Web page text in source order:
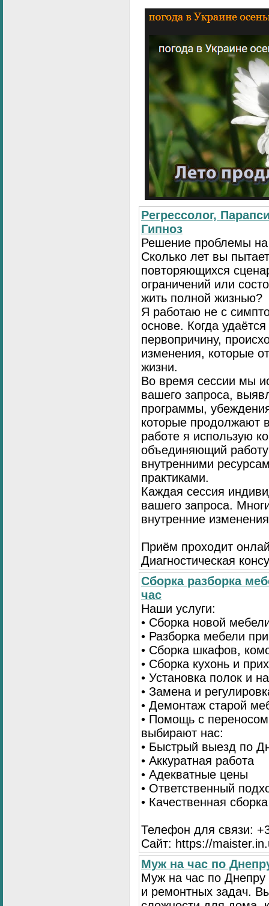
Регрессолог,
Гипноз
Решение проблемы на
Сколько лет вы
повторяющихся
ограничений или
жить полной жизнью?
Я работаю не с
основе. Когда
первопричину,
изменения, которые
жизни.
Во время сессии мы
вашего запроса,
программы,
которые продолжают
работе я использую
объединяющий
внутренними
практиками.
Каждая сессия
вашего запроса.
внутренние
Приём проходит
Диагностическая
Сборка разборка
час
Наши услуги:
• Сборка новой
• Разборка мебели
• Сборка шкафов,
• Сборка кухонь и
• Установка полок и
• Замена и
• Демонтаж старой
• Помощь с
выбирают нас:
• Быстрый выезд по
• Аккуратная работа
• Адекватные цены
• Ответственный
• Качественная
Телефон для связи:
Сайт: https://
Муж на час по
Муж на час по
и ремонтных задач.